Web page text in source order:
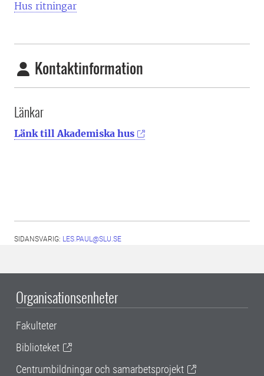
Hus ritningar
Kontaktinformation
Länkar
Länk till Akademiska hus
SIDANSVARIG: LES.PAUL@SLU.SE
Organisationsenheter
Fakulteter
Biblioteket
Centrumbildningar och samarbetsprojekt